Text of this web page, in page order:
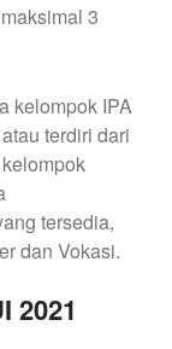
3
kelompok IPA
terdiri dari
tersedia,
dan Vokasi.
2021